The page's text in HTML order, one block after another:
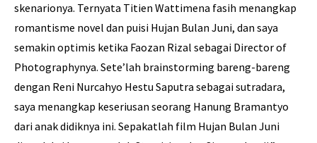
skenarionya. Ternyata Titien Wattimena fasih menangkap
romantisme novel dan puisi Hujan Bulan Juni, dan saya
semakin optimis ketika Faozan Rizal sebagai Director of
Photographynya. Sete’lah brainstorming bareng-bareng
dengan Reni Nurcahyo Hestu Saputra sebagai sutradara,
saya menangkap keseriusan seorang Hanung Bramantyo
dari anak didiknya ini. Sepakatlah film Hujan Bulan Juni